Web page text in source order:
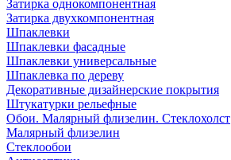
Затирка однокомпонентная
Затирка двухкомпонентная
Шпаклевки
Шпаклевки фасадные
Шпаклевки универсальные
Шпаклевка по дереву
Декоративные дизайнерские покрытия
Штукатурки рельефные
Обои. Малярный флизелин. Стеклохолст
Малярный флизелин
Стеклообои